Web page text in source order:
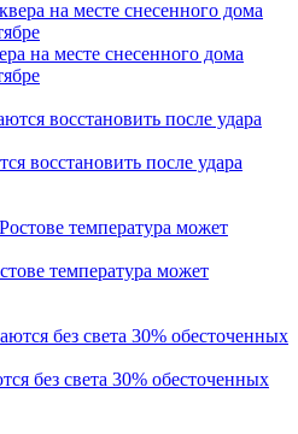
на месте снесенного дома
восстановить после удара
температура может
без света 30% обесточенных